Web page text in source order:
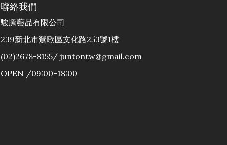
聯絡我們
駿騰藝品有限公司
239新北市鶯歌區文化路253號1樓
(02)2678-8155/ juntontw@gmail.com
OPEN /09:00-18:00